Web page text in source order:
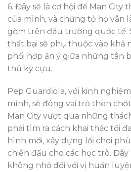
6. Đây sẽ là cơ hội để Man City
của mình, và chứng tỏ họ vẫn
gờm trên đấu trường quốc tế.
thất bại sẽ phụ thuộc vào khả
phối hợp ăn ý giữa những tân
thủ kỳ cựu.
Pep Guardiola, với kinh
mình, sẽ đóng vai trò then
Man City vượt qua những
phải tìm ra cách khai thác tối
hình mới, xây dựng lối chơi
chiến đấu cho các học trò.
không nhỏ đối với vị huấn